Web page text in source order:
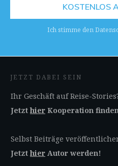
KOSTENLOS
Ich stimme den
JETZT DABEI SEIN
Ihr Geschäft auf Reise-
Jetzthier Kooperation
Selbst Beiträge
Jetzthier Autor werden!